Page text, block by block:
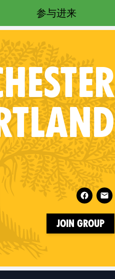
参与进来
Weymouth Portland on
Join Group